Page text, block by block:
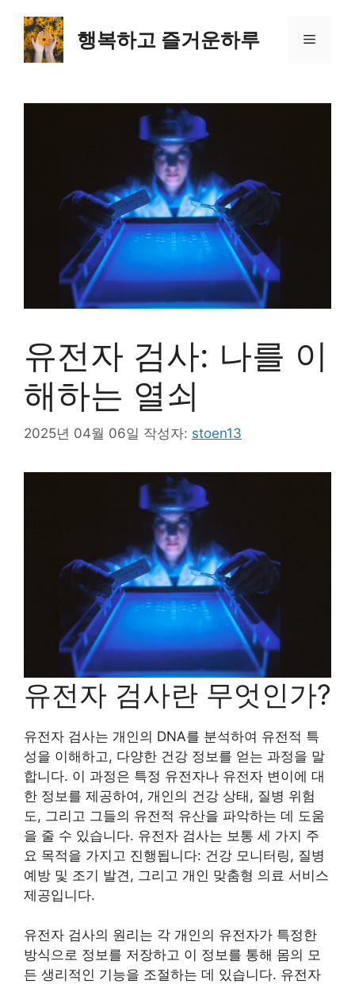
행복하고 즐거운하루 메
유전자 검사: 나를 이
해하는 열쇠
2025년 04월 06일 작성자: stoen13
유전자 검사란 무엇인가?
유전자 검사는 개인의 DNA를 분석하여 유전적 특
성을 이해하고, 다양한 건강 정보를 얻는 과정을 말
합니다. 이 과정은 특정 유전자나 유전자 변이에 대
한 정보를 제공하여, 개인의 건강 상태, 질병 위험
도, 그리고 그들의 유전적 유산을 파악하는 데 도움
을 줄 수 있습니다. 유전자 검사는 보통 세 가지 주
요 목적을 가지고 진행됩니다: 건강 모니터링, 질병
예방 및 조기 발견, 그리고 개인 맞춤형 의료 서비스
제공입니다.
유전자 검사의 원리는 각 개인의 유전자가 특정한
방식으로 정보를 저장하고 이 정보를 통해 몸의 모
든 생리적인 기능을 조절하는 데 있습니다. 유전자